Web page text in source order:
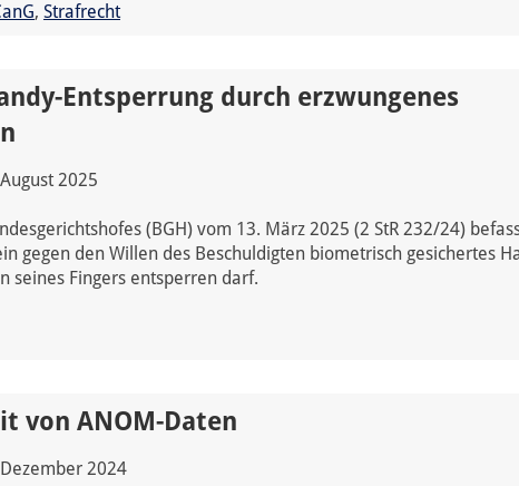
, Strafrecht
Entsperrung durch erzwungenes
2025
(BGH) vom 13. März 2025 (2 StR 232/24)
gegen den Willen des Beschuldigten biometrisch gesichertes
seines Fingers entsperren darf.
von ANOM-Daten
2024